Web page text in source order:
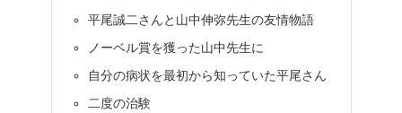
平尾誠二さんと山中伸弥先生の友情物語
ノーベル賞を獲った山中先生に
自分の病状を最初から知っていた平尾さん
二度の治験